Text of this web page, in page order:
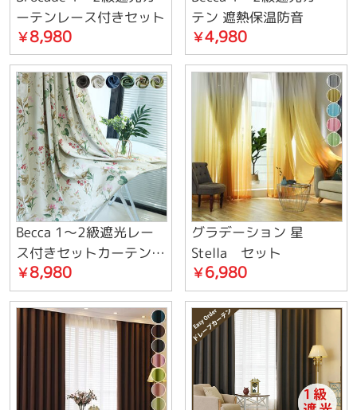
ーテンレース付きセット
￥8,980
テン 遮熱保温防音
￥4,980
Becca 1～2級遮光レー
ス付きセットカーテン
遮熱保温防音
￥8,980
グラデーション 星
Stella セット
￥6,980